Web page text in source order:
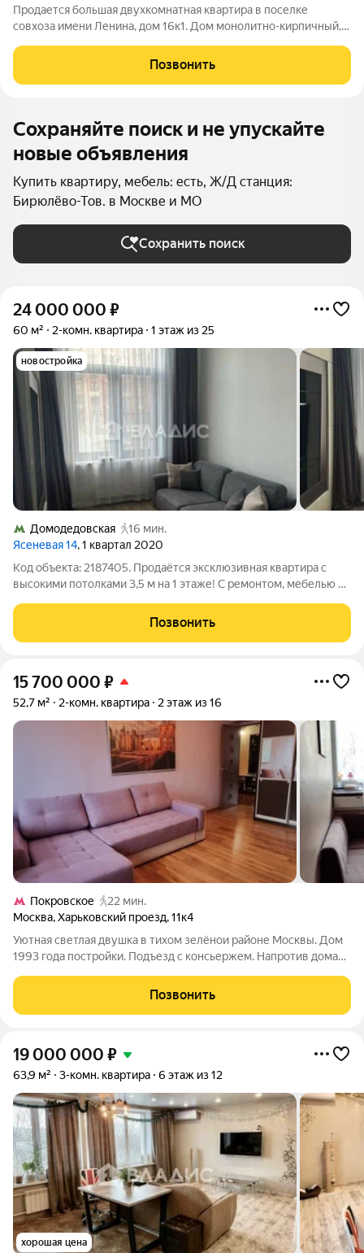
Продается большая двухкомнатная квартира в поселке
совхоза имени Ленина, дом 16к1. Дом монолитно-кирпичный,
качественный ремонт, паркетные полы, керамическая плитка.
Подогревы полов в санузле,
Позвонить
Сохраняйте поиск и не упускайте
новые объявления
Купить квартиру, мебель: есть, Ж/Д станция:
Бирюлёво-Тов. в Москве и МО
Сохранить поиск
24 000 000 ₽
60 м² 2-комн. квартира 1 этаж из 25
новостройка
Домодедовская
16 мин.
Ясеневая 14, 1 квартал 2020
Код объекта: 2187405. Продаётся эксклюзивная квартира с
высокими потолками 3,5 м на 1 этаже! С ремонтом, мебелью и
собственника! Представляем вашему вниманию светлую и
уютную евротрешку в новом
Позвонить
15 700 000 ₽
52,7 м² 2-комн. квартира 2 этаж из 16
Покровское
22 мин.
Москва,Харьковский проезд,11к4
Уютная светлая двушка в тихом зелёнои районе Москвы. Дом
1993 года постройки. Подъезд с консьержем. Напротив дома
(заменены в 2015 году). Распашонка комнаты изолированы,
санузел совмещенный площадью
Позвонить
19 000 000 ₽
63,9 м² 3-комн. квартира 6 этаж из 12
хорошая цена